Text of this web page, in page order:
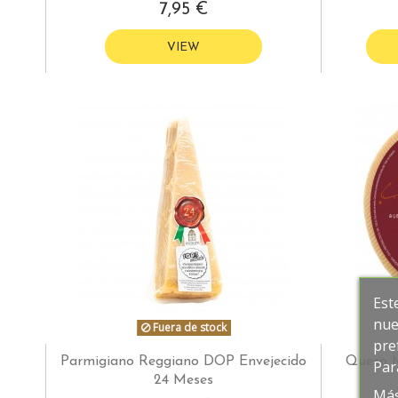
7,95 €
VIEW
Fuera de stock
Parmigiano Reggiano DOP Envejecido
24 Meses
Queso